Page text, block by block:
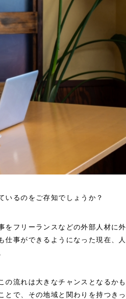
いるのをご存知でしょうか？
をフリーランスなどの外部人材に外
仕事ができるようになった現在、人
の流れは大きなチャンスとなるかも
とで、その地域と関わりを持つきっ